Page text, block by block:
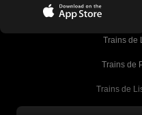
Trains de
Trains de
Trains de